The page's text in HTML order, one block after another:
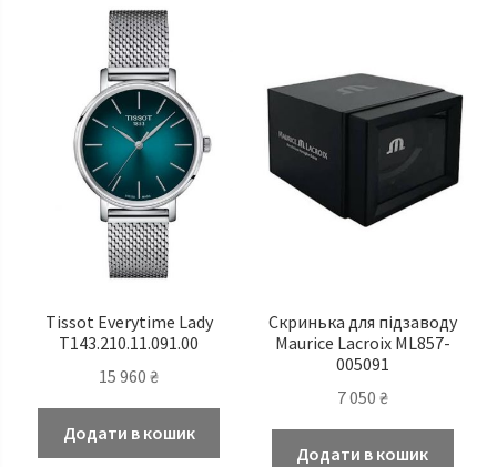
Tissot Everytime Lady
T143.210.11.091.00
15 960₴
Додати в кошик
Скринька для підзаводу
Maurice Lacroix ML857-
005091
7 050 ₴
Додати в кошик